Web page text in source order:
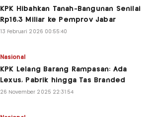
KPK Hibahkan Tanah-Bangunan Senilai
Rp16,3 Miliar ke Pemprov Jabar
13 Februari 2026 00:55:40
Nasional
KPK Lelang Barang Rampasan: Ada
Lexus, Pabrik hingga Tas Branded
26 November 2025 22:31:54